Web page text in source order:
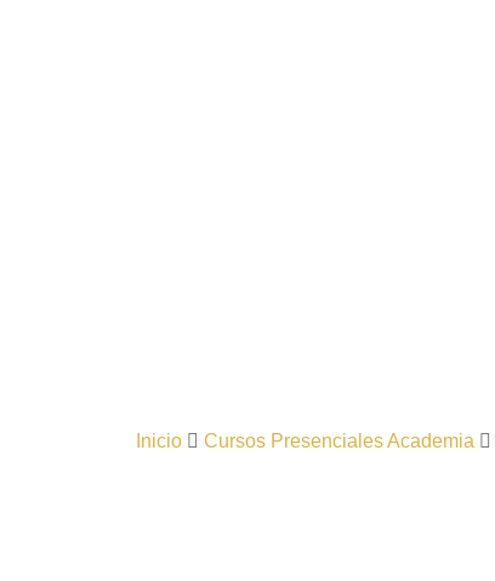
Inicio Cursos Presenciales Academia